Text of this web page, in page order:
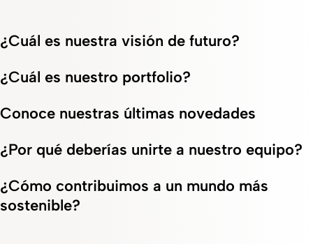
¿Cuál es nuestra visión de futuro?
¿Cuál es nuestro portfolio?
Conoce nuestras últimas novedades
¿Por qué deberías unirte a nuestro equipo?
¿Cómo contribuimos a un mundo más
sostenible?